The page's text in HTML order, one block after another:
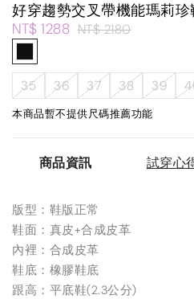
好穿趨勢交叉帶機能瑪莉珍
NT$ 1288 NT$ 2180
35 36 37 38 39
本商品暫不提供尺碼推薦功能
商品資訊 試穿心
版型：鞋版正常
鞋面：真皮+合成皮革
內裡：合成皮革
鞋底：橡膠鞋底
跟高：平底鞋(2.3公分)